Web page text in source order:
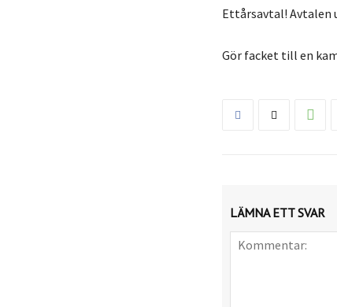
Ettårsavtal! Avtalen
Gör facket till en
LÄMNA ETT SVAR